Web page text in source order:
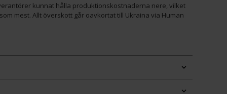
kunnat hålla produktionskostnaderna nere, vilket
mest. Allt överskott går oavkortat till Ukraina via Human